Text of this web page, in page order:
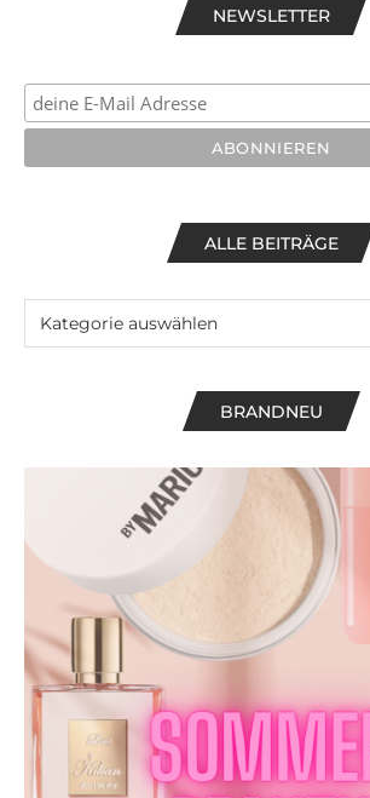
NEWSLETTER
ALLE BEITRÄGE
BRANDNEU